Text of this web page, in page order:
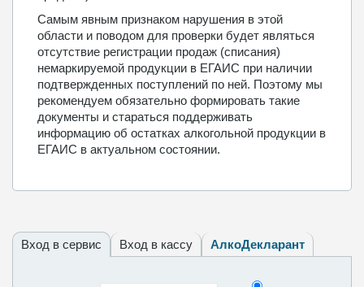
Самым явным признаком нарушения в этой
области и поводом для проверки будет являться
отсутствие регистрации продаж (списания)
немаркируемой продукции в ЕГАИС при наличии
подтвержденных поступлений по ней. Поэтому мы
рекомендуем обязательно формировать такие
документы и стараться поддерживать
информацию об остатках алкогольной продукции в
ЕГАИС в актуальном состоянии.
Вход в сервис Вход в кассу АлкоДекларант